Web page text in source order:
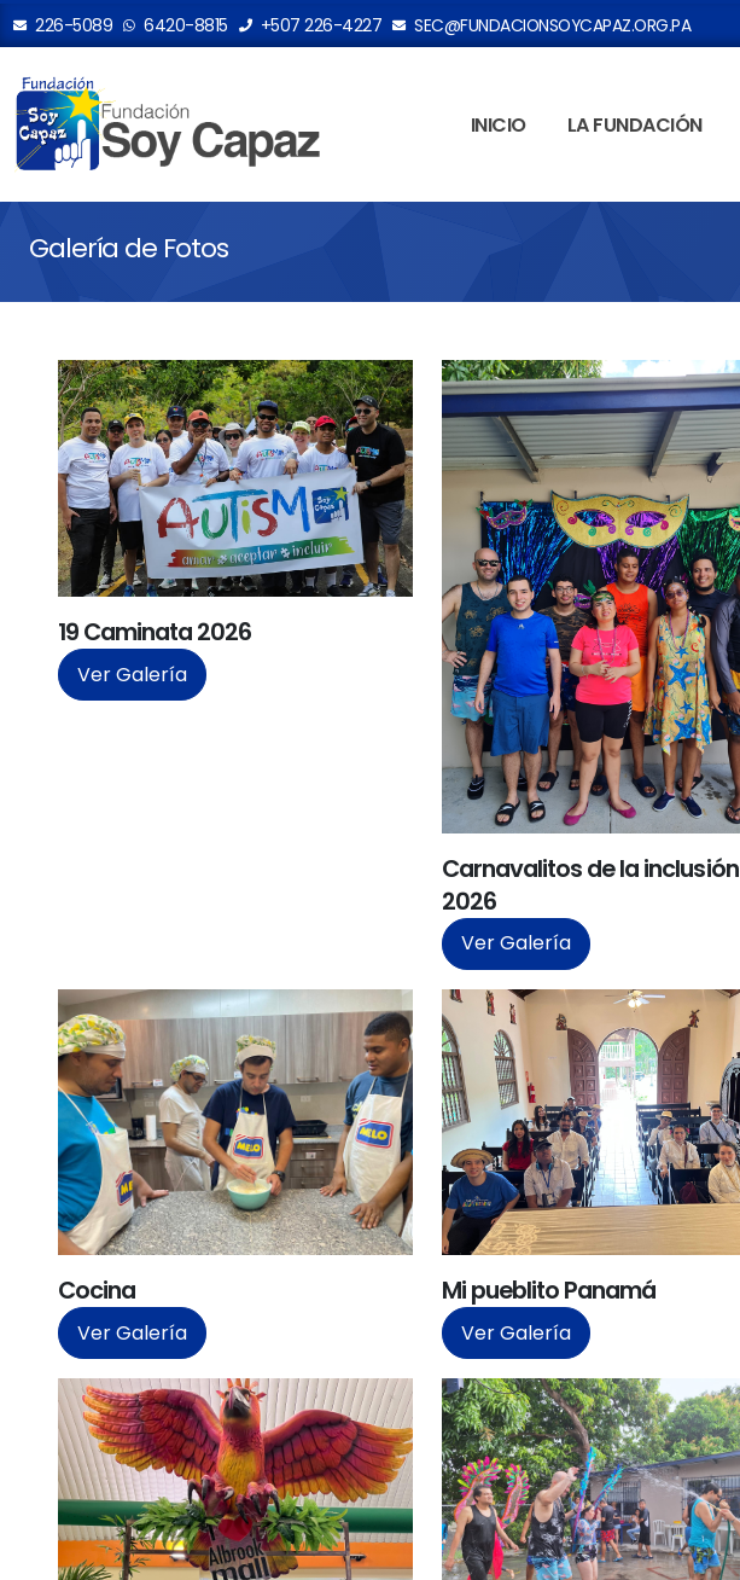
226-5089 6420-8815 +507 226-4227 SEC@FUNDACIONSOYCAPAZ.ORG.PA
INICIO LA FUNDACIÓN
Galería de Fotos
19 Caminata 2026
Ver Galería
Carnavalitos de la inclusión
2026
Ver Galería
Cocina
Ver Galería
Mi pueblito Panamá
Ver Galería